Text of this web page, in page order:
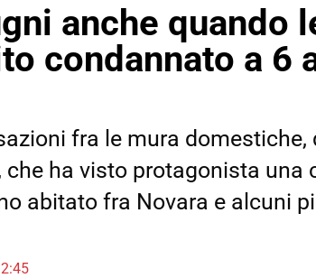
anche quando
condannato a 6
fra le mura domestiche,
ha visto protagonista una
abitato fra Novara e alcuni